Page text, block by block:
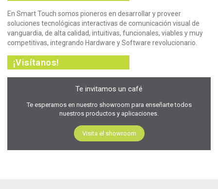
En Smart Touch somos pioneros en desarrollar y proveer
soluciones tecnológicas interactivas de comunicación visual de
vanguardia, de alta calidad, intuitivas, funcionales, viables y muy
competitivas, integrando Hardware y Software revolucionario.
¡Visítanos!
Te invitamos un café
Te esperamos en nuestro showroom para enseñarte todos
nuestros productos y aplicaciones.
Visita el showroom